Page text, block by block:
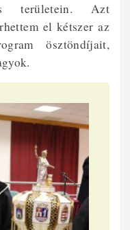
területein. Azt
el kétszer az
ösztöndíjait,